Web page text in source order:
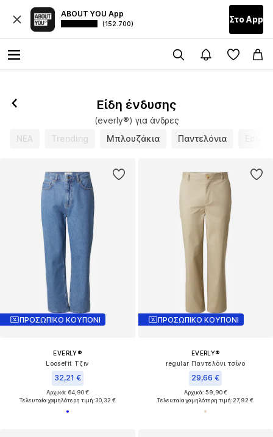
ABOUT YOU App
(152.700) Στο Αpp
Είδη ένδυσης
(everly®) για άνδρες
ΝΕΑ
Trending Μπλουζάκια Παντελόνια
ΠΡΟΣΩΠΙΚΟ ΚΟΥΠΟΝΙ
EVERLY®
Loosefit Τζιν
32,21 €
Αρχικά: 64,90 €
Τελευταία χαμηλότερη τιμή:30,32 €
ΠΡΟΣΩΠΙΚΟ ΚΟΥΠΟΝΙ
EVERLY®
regular Παντελόνι τσίνο
29,66 €
Αρχικά: 59,90 €
Τελευταία χαμηλότερη τιμή:27,92 €